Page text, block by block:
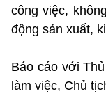
công việc,
động sản xuất,
Báo cáo với
làm việc, Chủ